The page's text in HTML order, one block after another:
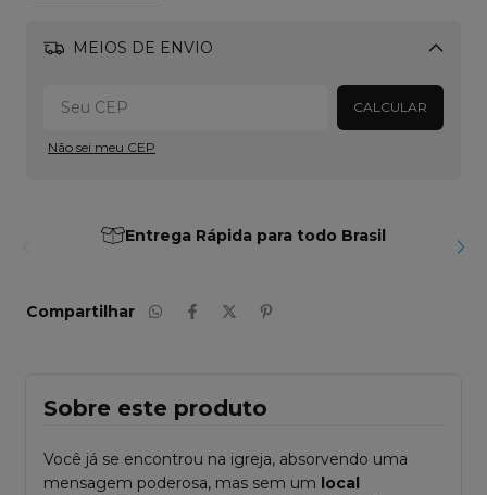
MEIOS DE ENVIO
Alterar CEP
CALCULAR
Não sei meu CEP
Entrega Rápida para todo Brasil
Compartilhar
Sobre este produto
Você já se encontrou na igreja, absorvendo uma
mensagem poderosa, mas sem um local